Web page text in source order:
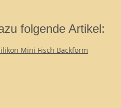
folgende Artikel: